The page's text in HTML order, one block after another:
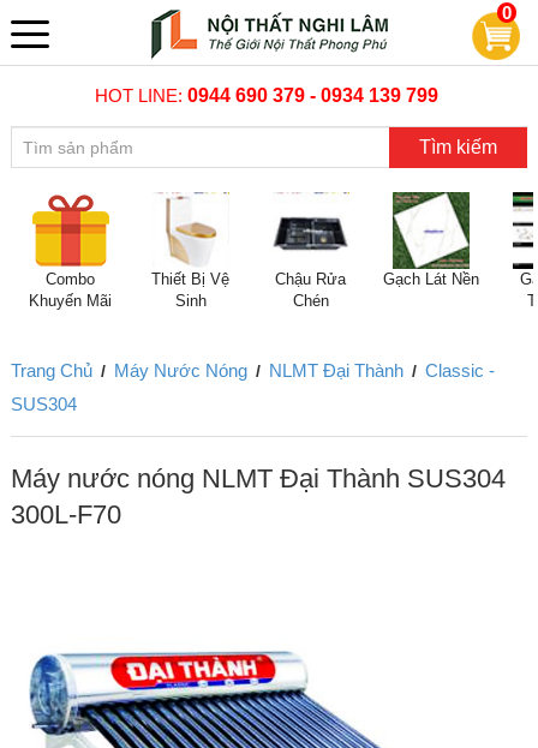
0
HOT LINE:0944 690 379 - 0934 139 799
Tìm kiếm
Combo
Khuyến Mãi
Thiết Bị Vệ
Sinh
Chậu Rửa
Chén
Gạch Lát Nền
Trang Chủ / Máy Nước Nóng / NLMT Đại Thành / Classic -
SUS304
Máy nước nóng NLMT Đại Thành SUS304
300L-F70